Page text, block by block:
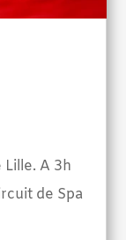
A 3h
de Spa